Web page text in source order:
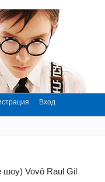
Вход
шоу) Vovô Raul Gil